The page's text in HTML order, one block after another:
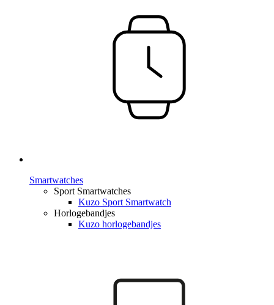
Smartwatches
Sport Smartwatches
Kuzo Sport Smartwatch
Horlogebandjes
Kuzo horlogebandjes